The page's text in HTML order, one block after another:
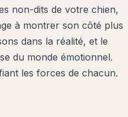
non-dits de votre chien,
à montrer son côté plus
dans la réalité, et le
du monde émotionnel.
les forces de chacun.